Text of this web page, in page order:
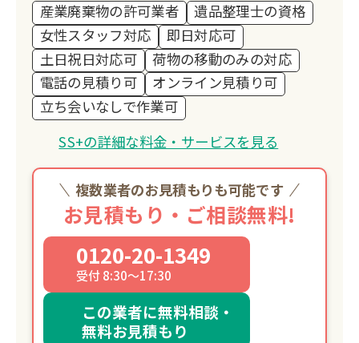
産業廃棄物の許可業者
遺品整理士の資格
女性スタッフ対応
即日対応可
土日祝日対応可
荷物の移動のみの対応
電話の見積り可
オンライン見積り可
立ち会いなしで作業可
SS+の詳細な料金・サービスを見る
複数業者のお見積もりも可能です
お見積もり・ご相談無料!
0120-20-1349
受付 8:30～17:30
この業者に無料相談・
無料お見積もり